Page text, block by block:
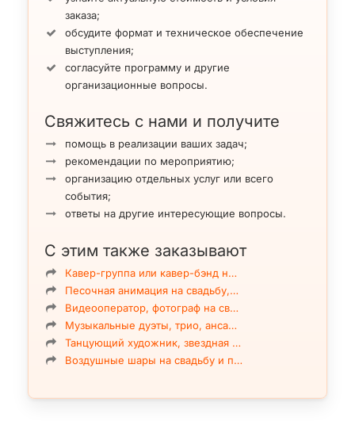
заказа;
обсудите формат и техническое обеспечение
выступления;
согласуйте программу и другие
организационные вопросы.
Свяжитесь с нами и получите
помощь в реализации ваших задач;
рекомендации по мероприятию;
организацию отдельных услуг или всего
события;
ответы на другие интересующие вопросы.
С этим также заказывают
Кавер-группа или кавер-бэнд н…
Песочная анимация на свадьбу,…
Видеооператор, фотограф на св…
Музыкальные дуэты, трио, анса…
Танцующий художник, звездная …
Воздушные шары на свадьбу и п…